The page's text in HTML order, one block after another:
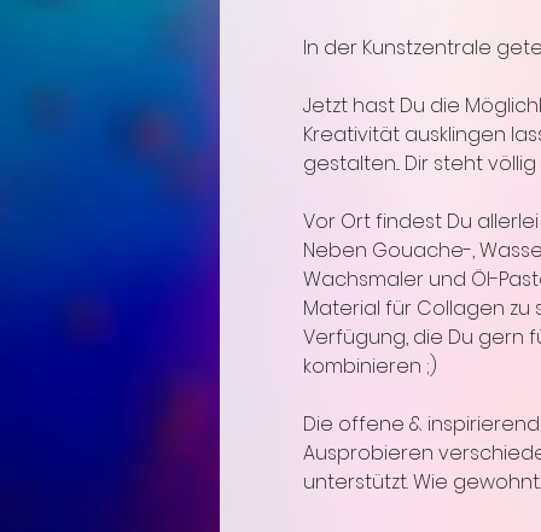
In der Kunstzentrale
Jetzt hast Du die
Kreativität ausklingen
gestalten... Dir steht
Vor Ort findest Du
Neben Gouache-,
Wachsmaler und Öl-
Material für Collagen zu
Verfügung, die Du gern
kombinieren ;)
Die offene &
Ausprobieren
unterstützt. Wie